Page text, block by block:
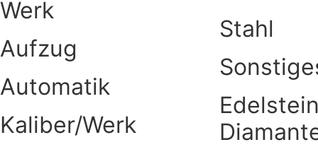
Werk
Aufzug
Automatik
Kaliber/Werk
Stahl